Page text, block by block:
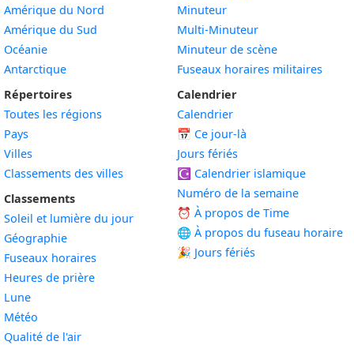
Amérique du Nord
Amérique du Sud
Océanie
Antarctique
Répertoires
Toutes les régions
Pays
Villes
Classements des villes
Classements
Soleil et lumière du jour
Géographie
Fuseaux horaires
Heures de prière
Lune
Météo
Qualité de l'air
Minuteur
Multi-Minuteur
Minuteur de scène
Fuseaux horaires militaires
Calendrier
Calendrier
📅 Ce jour-là
Jours fériés
☪️ Calendrier islamique
Numéro de la semaine
⏰ À propos de Time
🌐 À propos du fuseau horaire
🎉 Jours fériés